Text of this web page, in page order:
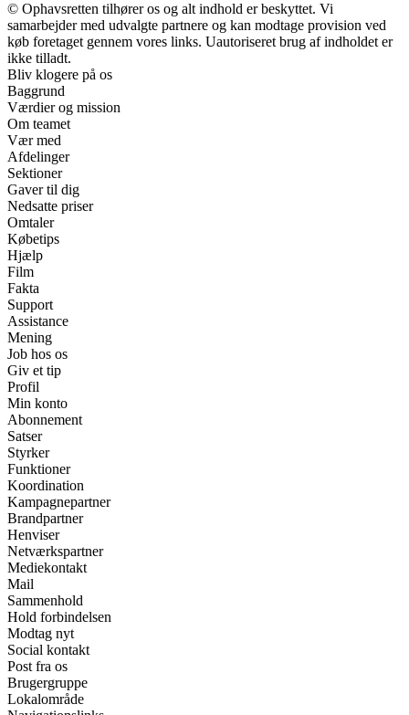
© Ophavsretten tilhører os og alt indhold er beskyttet. Vi
samarbejder med udvalgte partnere og kan modtage provision ved
køb foretaget gennem vores links. Uautoriseret brug af indholdet er
ikke tilladt.
Bliv klogere på os
Baggrund
Værdier og mission
Om teamet
Vær med
Afdelinger
Sektioner
Gaver til dig
Nedsatte priser
Omtaler
Købetips
Hjælp
Film
Fakta
Support
Assistance
Mening
Job hos os
Giv et tip
Profil
Min konto
Abonnement
Satser
Styrker
Funktioner
Koordination
Kampagnepartner
Brandpartner
Henviser
Netværkspartner
Mediekontakt
Mail
Sammenhold
Hold forbindelsen
Modtag nyt
Social kontakt
Post fra os
Brugergruppe
Lokalområde